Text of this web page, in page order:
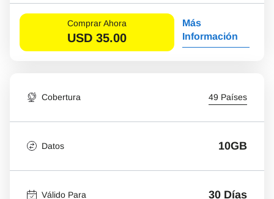
Comprar Ahora
USD 35.00
Más
Información
Cobertura 49 Países
Datos 10GB
Válido Para 30 Días